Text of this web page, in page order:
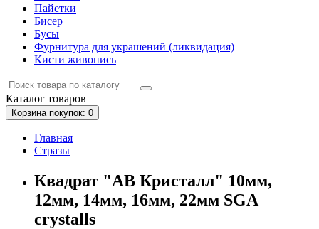
Пайетки
Бисер
Бусы
Фурнитура для украшений (ликвидация)
Кисти живопись
Каталог товаров
Корзина покупок: 0
Главная
Стразы
Квадрат "АВ Кристалл" 10мм,
12мм, 14мм, 16мм, 22мм SGA
crystalls